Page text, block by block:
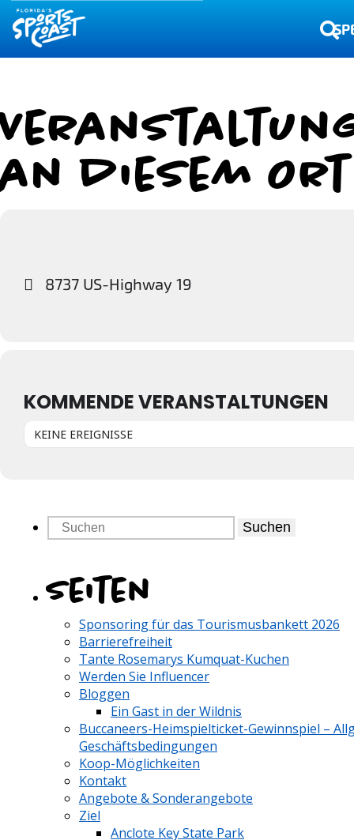
an diesem Ort
8737 US-Highway 19
KOMMENDE VERANSTALTUNGEN
KEINE EREIGNISSE
Suchen
Seiten
Sponsoring für das Tourismusbankett 2026
Barrierefreiheit
Tante Rosemarys Kumquat-Kuchen
Werden Sie Influencer
Bloggen
Ein Gast in der Wildnis
Buccaneers-Heimspielticket-Gewinnspiel –
Geschäftsbedingungen
Koop-Möglichkeiten
Kontakt
Angebote & Sonderangebote
Ziel
Anclote Key State Park